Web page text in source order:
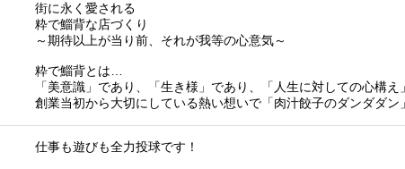
街に永く愛される
粋で鯔背な店づくり
～期待以上が当り前、それが我等の心意気～
粋で鯔背とは…
「美意識」であり、「生き様」であり、「人生に対しての心構え
創業当初から大切にしている熱い想いで「肉汁餃子のダンダダン
仕事も遊びも全力投球です！